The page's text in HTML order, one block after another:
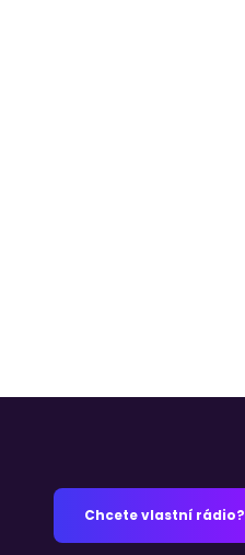
Chcete vlastní rádio?